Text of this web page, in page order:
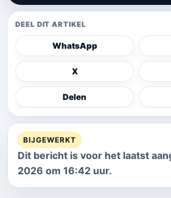
DEEL DIT ARTIKEL
WhatsApp
X
Delen
BIJGEWERKT
Dit bericht is voor het laatst
2026 om 16:42 uur.